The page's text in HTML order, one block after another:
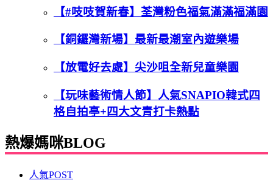
【#吱吱賀新春】荃灣粉色福氣滿滿福滿園
【銅鑼灣新場】最新最潮室內遊樂場
【放電好去處】尖沙咀全新兒童樂園
【玩味藝術情人節】人氣SNAPIO韓式四
格自拍亭+四大文青打卡熱點
熱爆媽咪BLOG
人氣POST